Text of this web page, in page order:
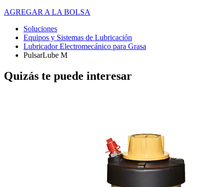
AGREGAR A LA BOLSA
Soluciones
Equipos y Sistemas de Lubricación
Lubricador Electromecánico para Grasa
PulsarLube M
Quizás te puede interesar